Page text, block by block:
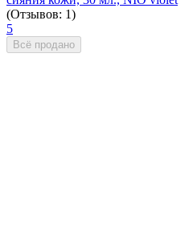
(Отзывов: 1)
5
Всё продано